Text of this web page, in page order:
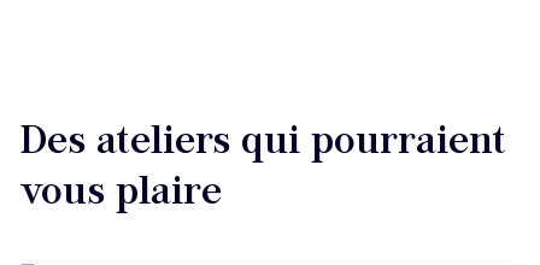
Des ateliers qui pourraient
vous plaire